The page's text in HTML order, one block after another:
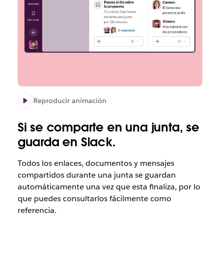
Reproducir animación
Si se comparte en una junta, se
guarda en Slack.
Todos los enlaces, documentos y mensajes
compartidos durante una junta se guardan
automáticamente una vez que esta finaliza, por lo
que puedes consultarlos fácilmente como
referencia.